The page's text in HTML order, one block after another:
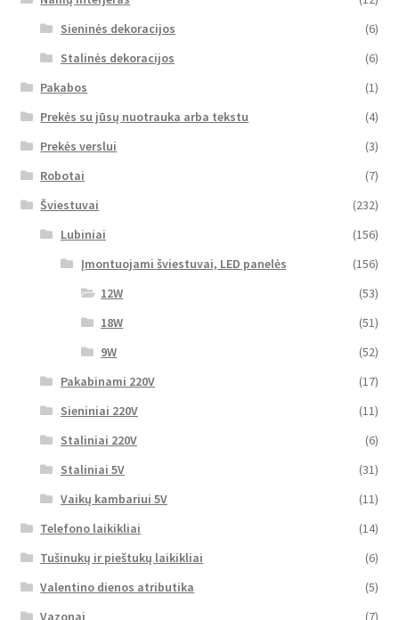
Sieninės dekoracijos
(6)
Stalinės dekoracijos
(6)
Pakabos
(1)
Prekės su jūsų nuotrauka arba tekstu
(4)
Prekės verslui
(3)
Robotai
(7)
Šviestuvai
(232)
Lubiniai
(156)
Įmontuojami šviestuvai, LED panelės
(156)
12W
(53)
18W
(51)
9W
(52)
Pakabinami 220V
(17)
Sieniniai 220V
(11)
Staliniai 220V
(6)
Staliniai 5V
(31)
Vaikų kambariui 5V
(11)
Telefono laikikliai
(14)
Tušinukų ir pieštukų laikikliai
(6)
Valentino dienos atributika
(5)
Vazonai
(7)